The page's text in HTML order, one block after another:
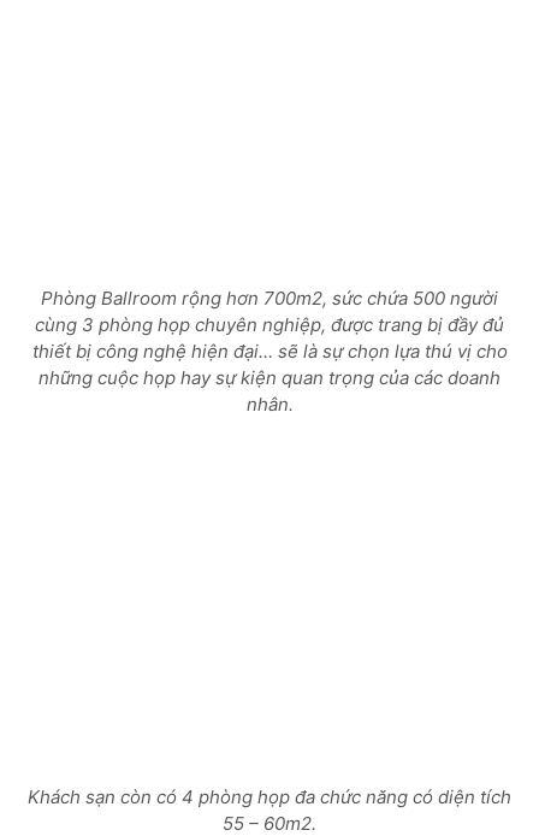
Phòng Ballroom rộng hơn 700m2, sức chứa 500 người
cùng 3 phòng họp chuyên nghiệp, được trang bị đầy đủ
thiết bị công nghệ hiện đại… sẽ là sự chọn lựa thú vị cho
những cuộc họp hay sự kiện quan trọng của các doanh
nhân.
Khách sạn còn có 4 phòng họp đa chức năng có diện tích
55 – 60m2.